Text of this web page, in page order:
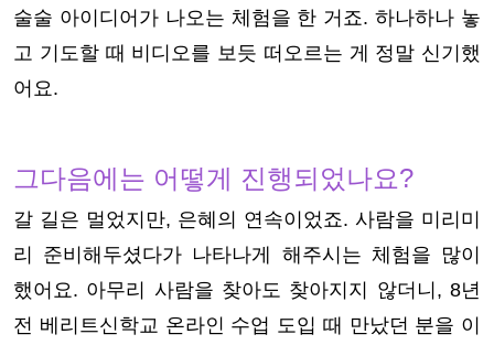
술술 아이디어가 나오는 체험을 한 거죠. 하나하나 놓
고 기도할 때 비디오를 보듯 떠오르는 게 정말 신기했
어요.
그다음에는 어떻게 진행되었나요?
갈 길은 멀었지만, 은혜의 연속이었죠. 사람을 미리미
리 준비해두셨다가 나타나게 해주시는 체험을 많이
했어요. 아무리 사람을 찾아도 찾아지지 않더니, 8년
전 베리트신학교 온라인 수업 도입 때 만났던 분을 이